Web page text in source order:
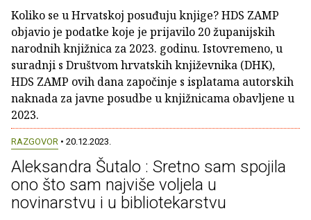
Koliko se u Hrvatskoj posuđuju knjige? HDS ZAMP
objavio je podatke koje je prijavilo 20 županijskih
narodnih knjižnica za 2023. godinu. Istovremeno, u
suradnji s Društvom hrvatskih književnika (DHK),
HDS ZAMP ovih dana započinje s isplatama autorskih
naknada za javne posudbe u knjižnicama obavljene u
2023.
RAZGOVOR • 20.12.2023.
Aleksandra Šutalo : Sretno sam spojila
ono što sam najviše voljela u
novinarstvu i u bibliotekarstvu